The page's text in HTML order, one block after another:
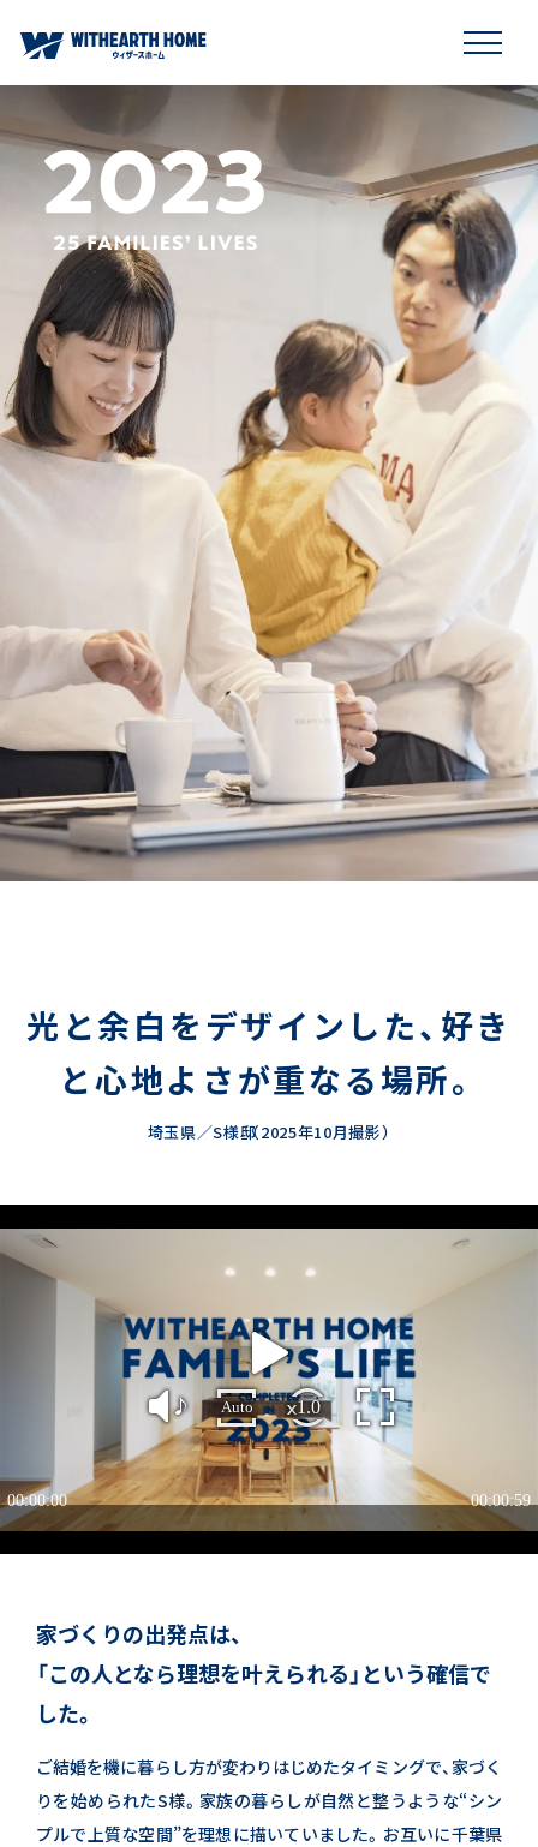
光と余白をデザインした、 好き
と心地よさが重なる場所。
埼玉県／S様邸（2025年10月撮影）
家づくりの出発点は、
「この人となら理想を叶えられる」という確信で
した。
ご結婚を機に暮らし方が変わりはじめたタイミングで、家づく
りを始められたS様。 家族の暮らしが自然と整うような“シン
プルで上質な空間”を理想に描いていました。 お互いに千葉県